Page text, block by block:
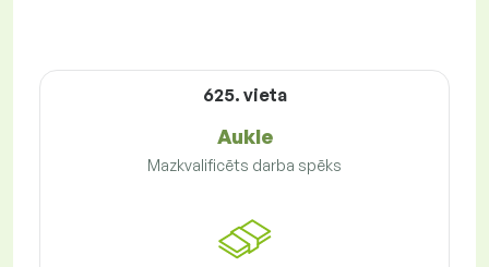
625. vieta
Aukle
Mazkvalificēts darba spēks